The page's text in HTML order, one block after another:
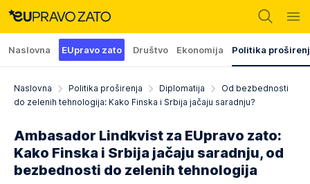
Naslovna EUpravo zato Društvo Ekonomija Politika
Naslovna Politika proširenja Diplomatija
Od bezbednosti
do zelenih tehnologija: Kako Finska i Srbija jačaju saradnju?
Ambasador Lindkvist za EUpravo zato:
Kako Finska i Srbija jačaju saradnju, od
bezbednosti do zelenih tehnologija